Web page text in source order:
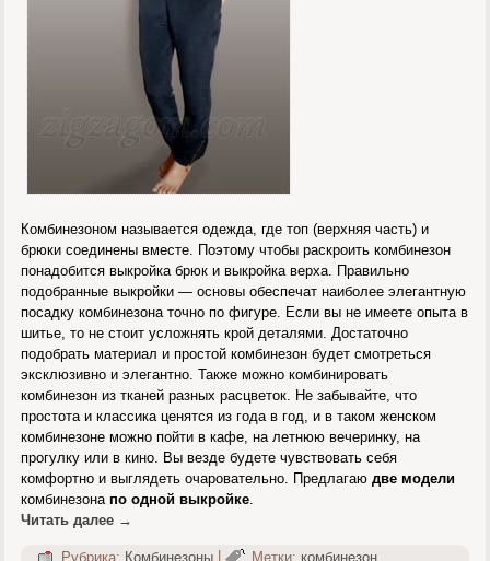
Комбинезоном называется одежда, где топ (верхняя часть) и
брюки соединены вместе. Поэтому чтобы раскроить комбинезон
понадобится выкройка брюк и выкройка верха. Правильно
подобранные выкройки — основы обеспечат наиболее элегантную
посадку комбинезона точно по фигуре. Если вы не имеете опыта в
шитье, то не стоит усложнять крой деталями. Достаточно
подобрать материал и простой комбинезон будет смотреться
эксклюзивно и элегантно. Также можно комбинировать
комбинезон из тканей разных расцветок. Не забывайте, что
простота и классика ценятся из года в год, и в таком женском
комбинезоне можно пойти в кафе, на летнюю вечеринку, на
прогулку или в кино. Вы везде будете чувствовать себя
комфортно и выглядеть очаровательно. Предлагаюдве модели
комбинезонапо одной выкройке.
Читать далее →
Рубрика: Комбинезоны | Метки: комбинезон